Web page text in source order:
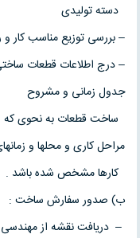
دسته تولیدی
– بررسی توزیع مناسب کار
جدول زمانی و مشروح
ساخت قطعات به نحوی که
مراحل کاری و محلها و
کارها مشخص شده باشد .
ب) صدور سفارش ساخت :
– دریافت نقشه از